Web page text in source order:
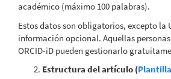
académico (máximo 100 palabras).
Estos datos son obligatorios, excepto la
información opcional. Aquellas
ORCID-iD pueden gestionarlo
Estructura del artículo (Plantilla